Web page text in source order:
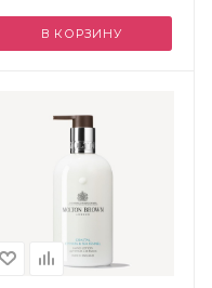
В КОРЗИНУ